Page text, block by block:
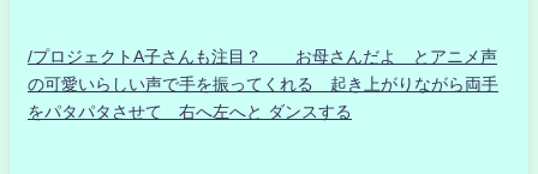
/プロジェクトA子さんも注目？ お母さんだよ とアニメ声
の可愛いらしい声で手を振ってくれる 起き上がりながら両手
をパタパタさせて 右へ左へと ダンスする